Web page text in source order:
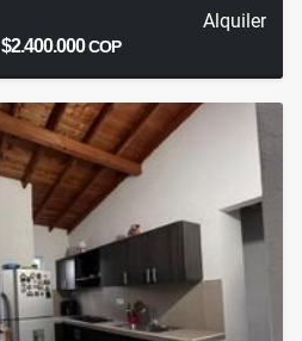
Alquiler
$2.400.000COP